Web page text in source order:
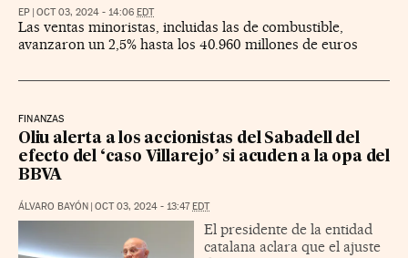
EP | OCT 03, 2024 - 14:06 EDT
Las ventas minoristas, incluidas las de combustible,
avanzaron un 2,5% hasta los 40.960 millones de euros
FINANZAS
Oliu alerta a los accionistas del Sabadell del
efecto del ‘caso Villarejo’ si acuden a la opa del
BBVA
ÁLVARO BAYÓN | OCT 03, 2024 - 13:47EDT
El presidente de la entidad
catalana aclara que el ajuste